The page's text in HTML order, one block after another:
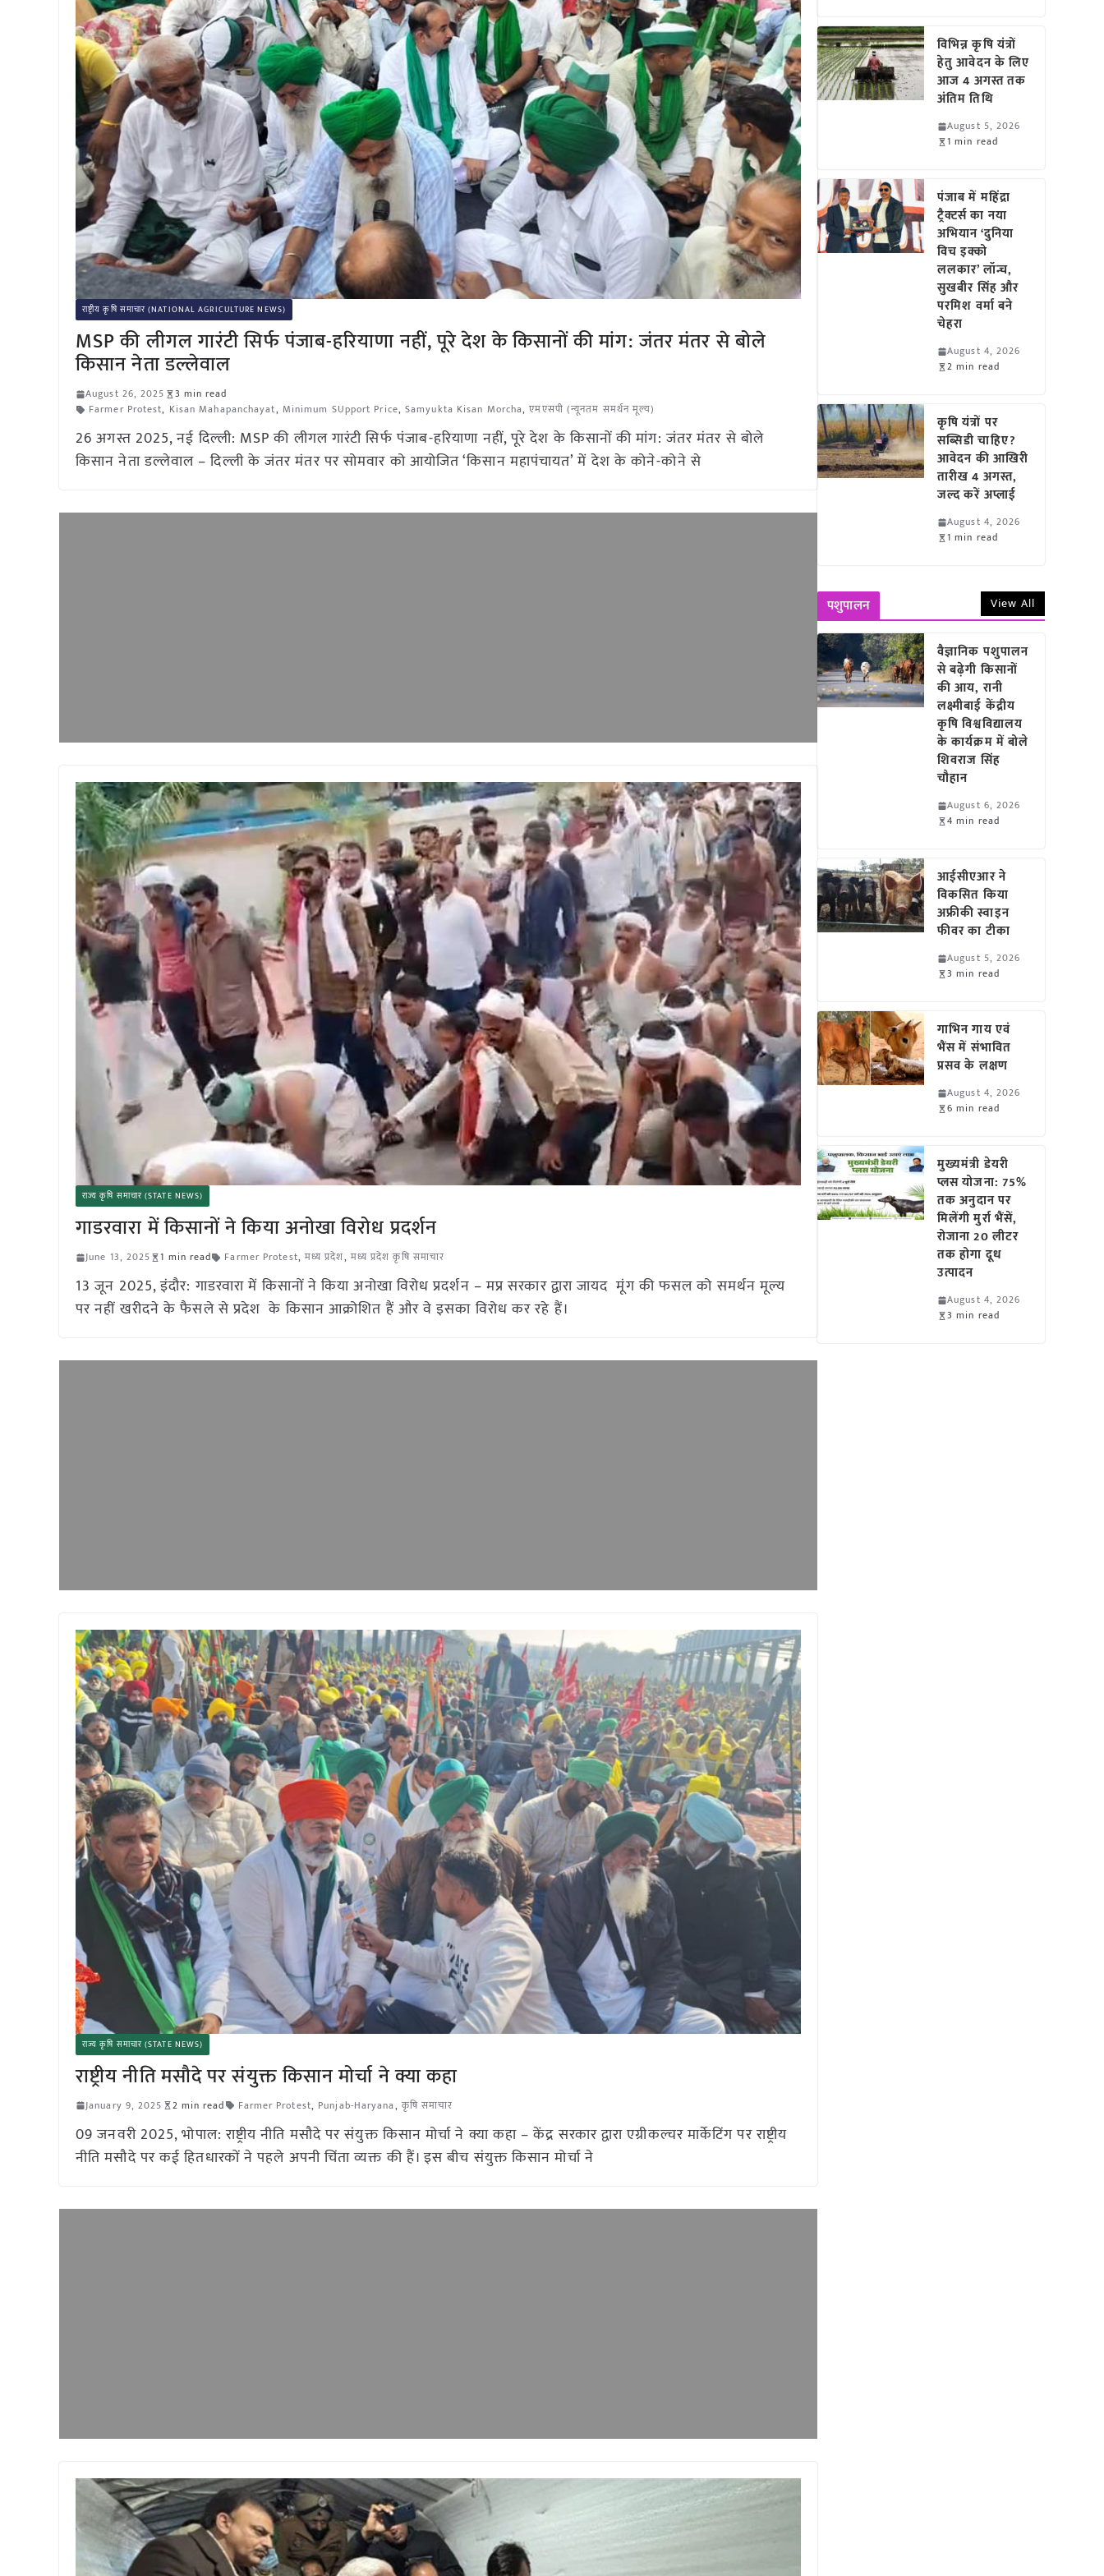
राष्ट्रीय कृषि समाचार (NATIONAL AGRICULTURE NEWS)
MSP की लीगल गारंटी सिर्फ पंजाब-हरियाणा नहीं, पूरे देश के किसानों की मांग: जंतर मंतर से बोले
किसान नेता डल्लेवाल
August 26, 2025
3 min read
Farmer Protest, Kisan Mahapanchayat, Minimum SUpport Price,Samyukta Kisan Morcha,एमएसपी (न्यूनतम समर्थन मूल्य)
26 अगस्त 2025, नई दिल्ली: MSP की लीगल गारंटी सिर्फ पंजाब-हरियाणा नहीं, पूरे देश के किसानों की मांग: जंतर मंतर से बोले
किसान नेता डल्लेवाल – दिल्ली के जंतर मंतर पर सोमवार को आयोजित ‘किसान महापंचायत’ में देश के कोने-कोने से
राज्य कृषि समाचार (STATE NEWS)
गाडरवारा में किसानों ने किया अनोखा विरोध प्रदर्शन
June 13, 2025 1 min read Farmer Protest, मध्य प्रदेश, मध्य प्रदेश कृषि समाचार
13 जून 2025, इंदौर: गाडरवारा में किसानों ने किया अनोखा विरोध प्रदर्शन – मप्र सरकार द्वारा जायद मूंग की फसल को समर्थन मूल्य
पर नहीं खरीदने के फैसले से प्रदेश के किसान आक्रोशित हैं और वे इसका विरोध कर रहे हैं।
राज्य कृषि समाचार (STATE NEWS)
राष्ट्रीय नीति मसौदे पर संयुक्त किसान मोर्चा ने क्या कहा
January 9, 2025 2 min read Farmer Protest, Punjab-Haryana, कृषि समाचार
09 जनवरी 2025, भोपाल: राष्ट्रीय नीति मसौदे पर संयुक्त किसान मोर्चा ने क्या कहा – केंद्र सरकार द्वारा एग्रीकल्चर मार्केटिंग पर राष्ट्रीय
नीति मसौदे पर कई हितधारकों ने पहले अपनी चिंता व्यक्त की हैं। इस बीच संयुक्त किसान मोर्चा ने
विभिन्न कृषि यंत्रों
हेतु आवेदन के लिए
आज 4 अगस्त तक
अंतिम तिथि
August 5, 2026
1 min read
पंजाब में महिंद्रा
ट्रैक्टर्स का नया
अभियान ‘दुनिया
विच इक्को
ललकार’ लॉन्च,
सुखबीर सिंह और
परमिश वर्मा बने
चेहरा
August 4, 2026
2 min read
कृषि यंत्रों पर
सब्सिडी चाहिए?
आवेदन की आखिरी
तारीख 4 अगस्त,
जल्द करें अप्लाई
August 4, 2026
1 min read
पशुपालन View All
वैज्ञानिक पशुपालन
से बढ़ेगी किसानों
की आय, रानी
लक्ष्मीबाई केंद्रीय
कृषि विश्वविद्यालय
के कार्यक्रम में बोले
शिवराज सिंह
चौहान
August 6, 2026
4 min read
आईसीएआर ने
विकसित किया
अफ्रीकी स्वाइन
फीवर का टीका
August 5, 2026
3 min read
गाभिन गाय एवं
भैंस में संभावित
प्रसव के लक्षण
August 4, 2026
6 min read
मुख्यमंत्री डेयरी
प्लस योजना: 75%
तक अनुदान पर
मिलेंगी मुर्रा भैंसें,
रोजाना 20 लीटर
तक होगा दूध
उत्पादन
August 4, 2026
3 min read